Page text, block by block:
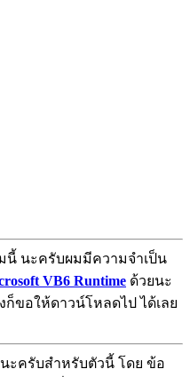
นี้ นะครับผมมีความจำเป็น
VB6 Runtime ด้วยนะ
ก็ขอให้ดาวน์โหลดไป ได้เลย
ะครับสำหรับตัวนี้ โดย ข้อ